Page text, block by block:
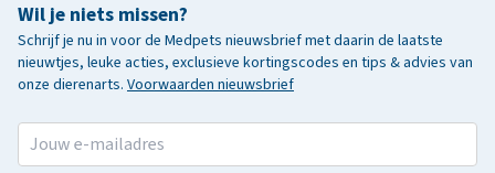
Wil je niets missen?
Schrijf je nu in voor de Medpets nieuwsbrief met daarin de laatste
nieuwtjes, leuke acties, exclusieve kortingscodes en tips & advies van
onze dierenarts. Voorwaarden nieuwsbrief